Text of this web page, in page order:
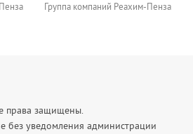
Группа компаний Реахим-Пенза
права защищены.
без уведомления администрации